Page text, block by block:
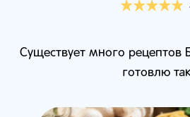
Существует много рецептов
готовлю